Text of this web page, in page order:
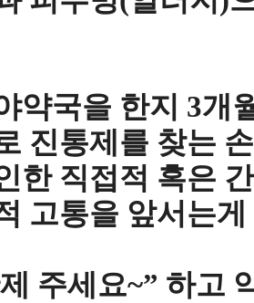
약국을 한지 3개
진통제를 찾는
한 직접적 혹은
고통을 앞서는
주세요~” 하고